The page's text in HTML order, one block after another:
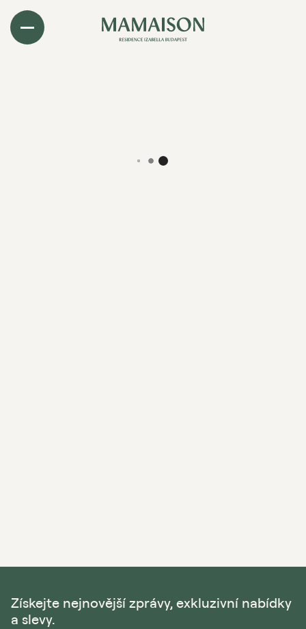
Získejte nejnovější zprávy, exkluzivní nabídky
a slevy.